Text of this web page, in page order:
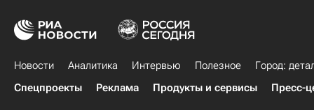
Новости Аналитика Интервью Полезное
Город:
Спецпроекты
Реклама Продукты и сервисы Пресс-